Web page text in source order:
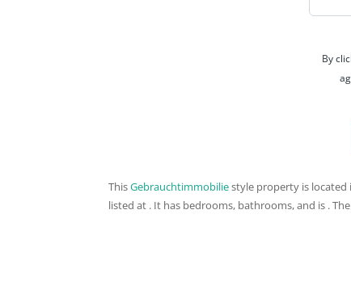
By
ThisGebrauchtimmobiliestyle property is located
listed at . It has bedrooms, bathrooms, and is .